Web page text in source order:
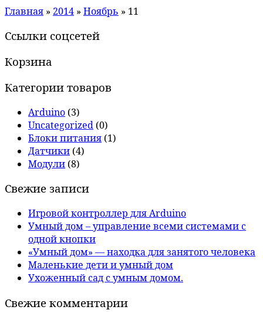
Главная » 2014 » Ноябрь » 11
Ссылки соцсетей
Корзина
Категории товаров
Arduino (3)
Uncategorized (0)
Блоки питания (1)
Датчики (4)
Модули (8)
Свежие записи
Игровой контроллер для Arduino
Умный дом – управление всеми системами с
одной кнопки
«Умный дом» — находка для занятого человека
Маленькие дети и умный дом
Ухоженный сад с умным домом.
Свежие комментарии